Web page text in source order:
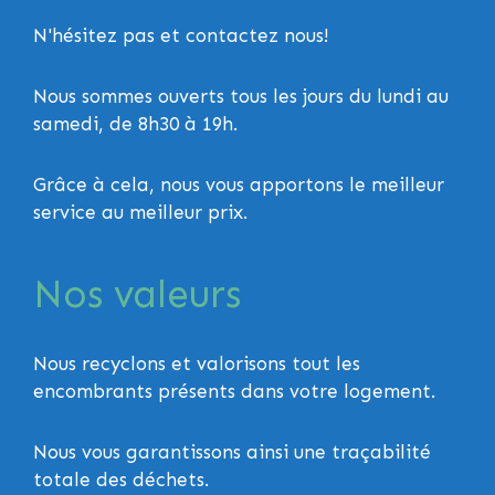
N'hésitez pas et contactez nous!
Nous sommes ouverts tous les jours du lundi au
samedi, de 8h30 à 19h.
Grâce à cela, nous vous apportons le meilleur
service au meilleur prix.
Nos valeurs
Nous recyclons et valorisons tout les
encombrants présents dans votre logement.
Nous vous garantissons ainsi une traçabilité
totale des déchets.